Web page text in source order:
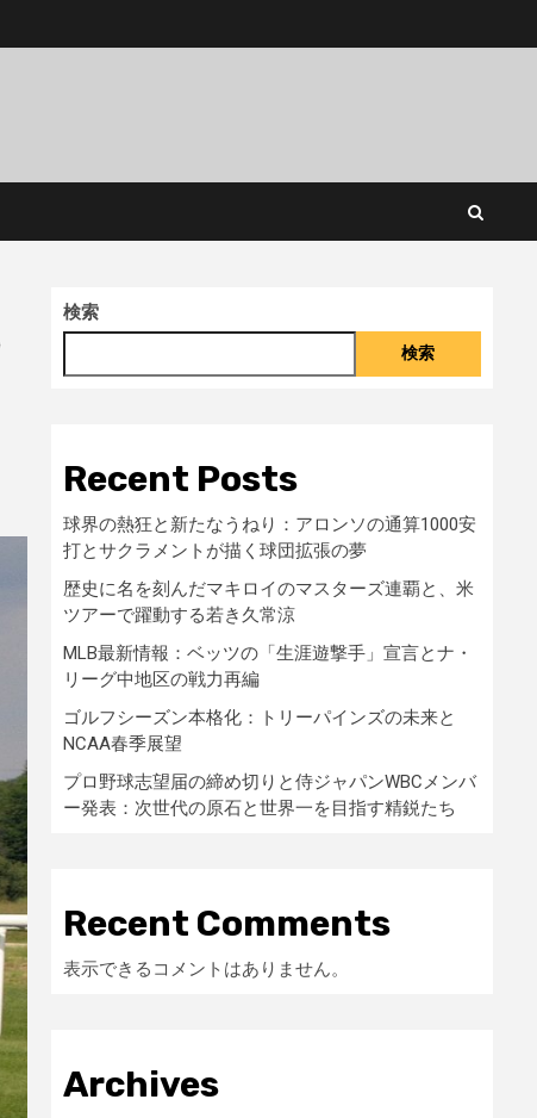
検索
検索
Recent Posts
球界の熱狂と新たなうねり：アロンソの通算1000安
打とサクラメントが描く球団拡張の夢
歴史に名を刻んだマキロイのマスターズ連覇と、米
ツアーで躍動する若き久常涼
MLB最新情報：ベッツの「生涯遊撃手」宣言とナ・
リーグ中地区の戦力再編
ゴルフシーズン本格化：トリーパインズの未来と
NCAA春季展望
プロ野球志望届の締め切りと侍ジャパンWBCメンバ
ー発表：次世代の原石と世界一を目指す精鋭たち
Recent Comments
表示できるコメントはありません。
Archives